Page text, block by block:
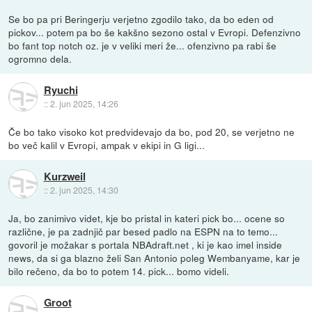
Se bo pa pri Beringerju verjetno zgodilo tako, da bo eden od
pickov... potem pa bo še kakšno sezono ostal v Evropi. Defenzivno
bo fant top notch oz. je v veliki meri že... ofenzivno pa rabi še
ogromno dela.
Ryuchi
::2. jun 2025, 14:26
Če bo tako visoko kot predvidevajo da bo, pod 20, se verjetno ne
bo več kalil v Evropi, ampak v ekipi in G ligi...
Kurzweil
::2. jun 2025, 14:30
Ja, bo zanimivo videt, kje bo pristal in kateri pick bo... ocene so
različne, je pa zadnjič par besed padlo na ESPN na to temo...
govoril je možakar s portala NBAdraft.net , ki je kao imel inside
news, da si ga blazno želi San Antonio poleg Wembanyame, kar je
bilo rečeno, da bo to potem 14. pick... bomo videli.
Groot